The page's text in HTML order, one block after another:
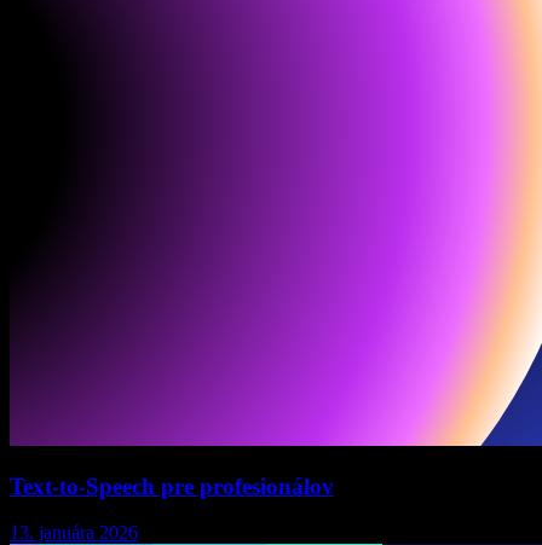
Text-to-Speech pre profesionálov
13. januára 2026